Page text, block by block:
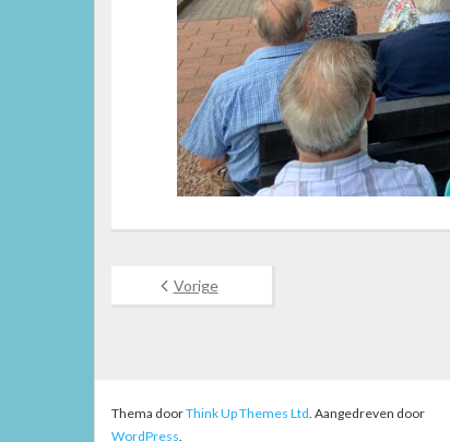
Vorige
Thema doorThink Up Themes Ltd . Aangedreven door
WordPress